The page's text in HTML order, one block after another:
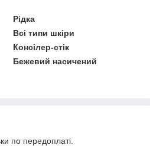
Рідка
Всі типи шкіри
Консілер-стік
Бежевий насичений
по передоплаті.